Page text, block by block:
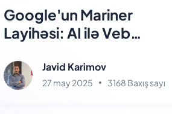
Google'un Mariner
Layihəsi: AI ilə Veb
Javid Karimov
27 may 2025 3168 Baxış sayı